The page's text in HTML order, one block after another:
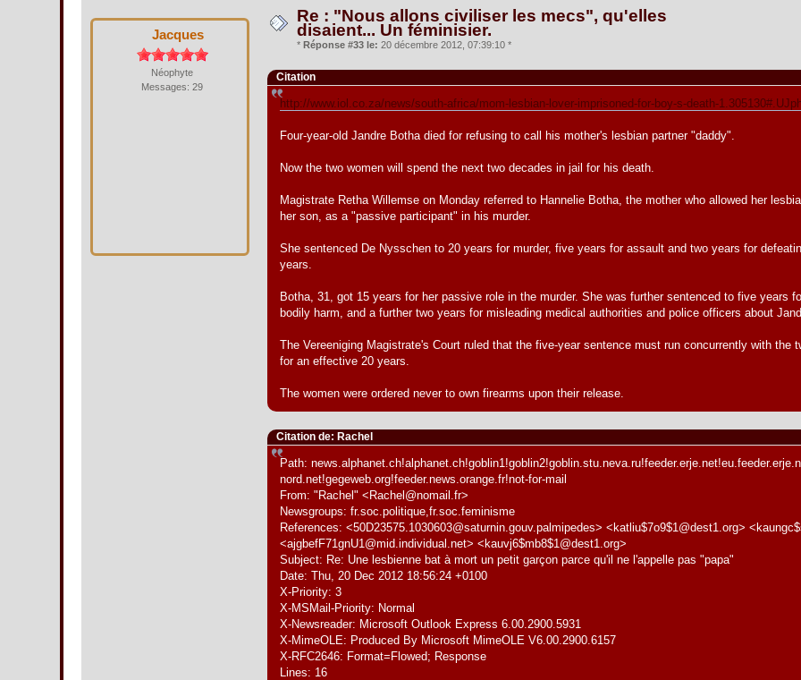
Jacques
Néophyte
Messages: 29
Re : "Nous allons civiliser les mecs", qu'elles
disaient... Un féminisier.
* Réponse #33 le: 20 décembre 2012, 07:39:10 *
Citation
http://www.iol.co.za/news/south-africa/mom-lesbian-lover-imprisoned-for-boy-s-death-
Four-year-old Jandre Botha died for refusing to call his mother's lesbian partner "daddy".
Now the two women will spend the next two decades in jail for his death.
Magistrate Retha Willemse on Monday referred to Hannelie Botha, the mother who allowed her
her son, as a "passive participant" in his murder.
She sentenced De Nysschen to 20 years for murder, five years for assault and two years for
years.
Botha, 31, got 15 years for her passive role in the murder. She was further sentenced to five years
bodily harm, and a further two years for misleading medical authorities and police officers about
The Vereeniging Magistrate's Court ruled that the five-year sentence must run concurrently with the
for an effective 20 years.
The women were ordered never to own firearms upon their release.
Citation de: Rachel
Path:
nord.net!gegeweb.org!feeder.news.orange.fr!not-for-mail
From: "Rachel" <Rachel@nomail.fr>
Newsgroups: fr.soc.politique,fr.soc.feminisme
References: <50D23575.1030603@saturnin.gouv.palmipedes> <katliu$7o9$1@dest1.org>
<ajgbefF71gnU1@mid.individual.net> <kauvj6$mb8$1@dest1.org>
Subject: Re: Une lesbienne bat à mort un petit garçon parce qu'il ne l'appelle pas "papa"
Date: Thu, 20 Dec 2012 18:56:24 +0100
X-Priority: 3
X-MSMail-Priority: Normal
X-Newsreader: Microsoft Outlook Express 6.00.2900.5931
X-MimeOLE: Produced By Microsoft MimeOLE V6.00.2900.6157
X-RFC2646: Format=Flowed; Response
Lines: 16